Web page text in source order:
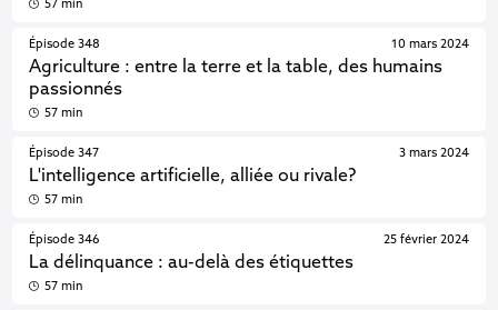
57 min
Épisode 348
Agriculture : entre la terre et la table, des humains
passionnés
10 mars 2024
57 min
Épisode 347
L'intelligence artificielle, alliée ou rivale?
3 mars 2024
57 min
Épisode 346
La délinquance : au-delà des étiquettes
25 février 2024
57 min